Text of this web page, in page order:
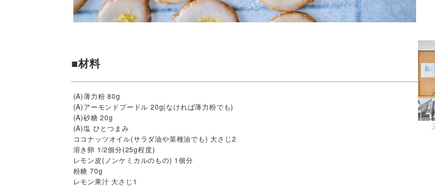
■材料
(A)薄力粉 80g
(A)アーモンドプードル 20g(なければ薄力粉でも)
(A)砂糖 20g
(A)塩 ひとつまみ
ココナッツオイル(サラダ油や菜種油でも) 大さじ2
溶き卵 1/2個分(25g程度)
レモン皮(ノンケミカルのもの) 1個分
粉糖 70g
レモン果汁 大さじ1